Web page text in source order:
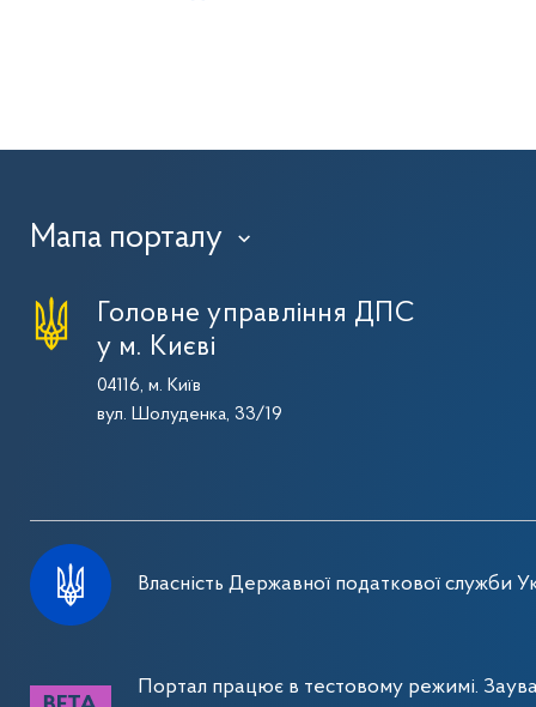
Мапа порталу ›
Головне управління ДПС
у м. Києві
04116, м. Київ
вул. Шолуденка, 33/19
Власність Державної податкової служби
Портал працює в тестовому режимі.